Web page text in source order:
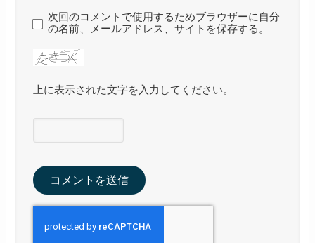
次回のコメントで使用するためブラウザーに自分
の名前、メールアドレス、サイトを保存する。
上に表示された文字を入力してください。